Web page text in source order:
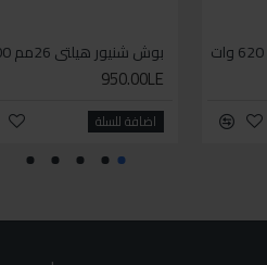
950.00LE
اضافة للسلة